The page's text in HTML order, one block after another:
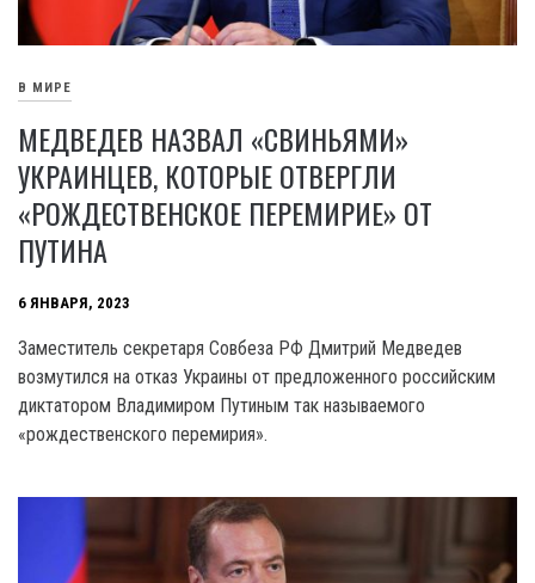
В МИРЕ
МЕДВЕДЕВ НАЗВАЛ «СВИНЬЯМИ»
УКРАИНЦЕВ, КОТОРЫЕ ОТВЕРГЛИ
«РОЖДЕСТВЕНСКОЕ ПЕРЕМИРИЕ» ОТ
ПУТИНА
6 ЯНВАРЯ, 2023
Заместитель секретаря Совбеза РФ Дмитрий Медведев
возмутился на отказ Украины от предложенного российским
диктатором Владимиром Путиным так называемого
«рождественского перемирия».